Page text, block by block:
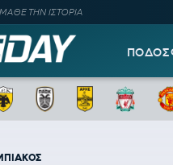
ΤΗΝ ΙΣΤΟΡΙΑ